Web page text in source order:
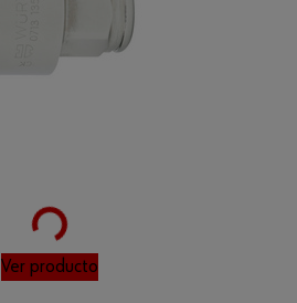
Ver producto